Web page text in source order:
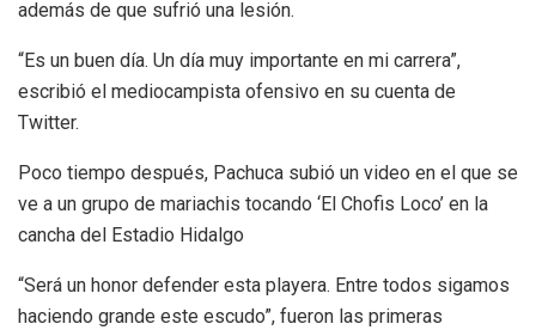
además de que sufrió una lesión.
“Es un buen día. Un día muy importante en mi carrera”,
escribió el mediocampista ofensivo en su cuenta de
Twitter.
Poco tiempo después, Pachuca subió un video en el que se
ve a un grupo de mariachis tocando ‘El Chofis Loco’ en la
cancha del Estadio Hidalgo
“Será un honor defender esta playera. Entre todos sigamos
haciendo grande este escudo”, fueron las primeras